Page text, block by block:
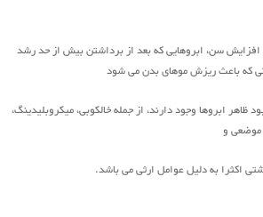
سن، ابروهایی که بعد از برداشتن بیش از حد رشد
که باعث ریزش موهای بدن می شود
ظاهر ابروها وجود دارند، از جمله خالکوبی، میکروبلیدینگ،
موضعی و
اکثرا به دلیل عوامل ارثی می باشد.